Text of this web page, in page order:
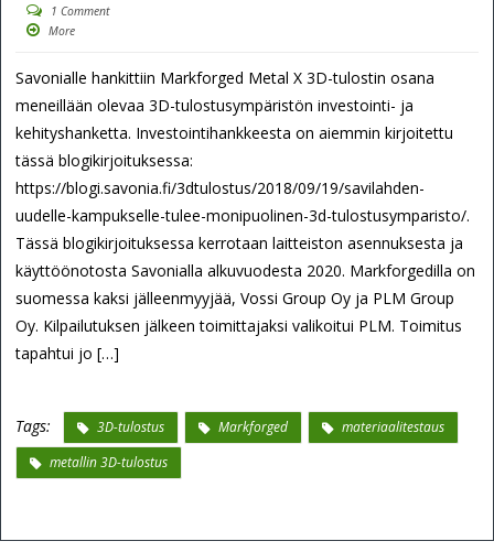
1 Comment
More
Savonialle hankittiin Markforged Metal X 3D-tulostin osana
meneillään olevaa 3D-tulostusympäristön investointi- ja
kehityshanketta. Investointihankkeesta on aiemmin kirjoitettu
tässä blogikirjoituksessa:
https://blogi.savonia.fi/3dtulostus/2018/09/19/savilahden-
uudelle-kampukselle-tulee-monipuolinen-3d-tulostusymparisto/.
Tässä blogikirjoituksessa kerrotaan laitteiston asennuksesta ja
käyttöönotosta Savonialla alkuvuodesta 2020. Markforgedilla on
suomessa kaksi jälleenmyyjää, Vossi Group Oy ja PLM Group
Oy. Kilpailutuksen jälkeen toimittajaksi valikoitui PLM. Toimitus
tapahtui jo […]
Tags: 3D-tulostus Markforged
materiaalitestaus
metallin 3D-tulostus